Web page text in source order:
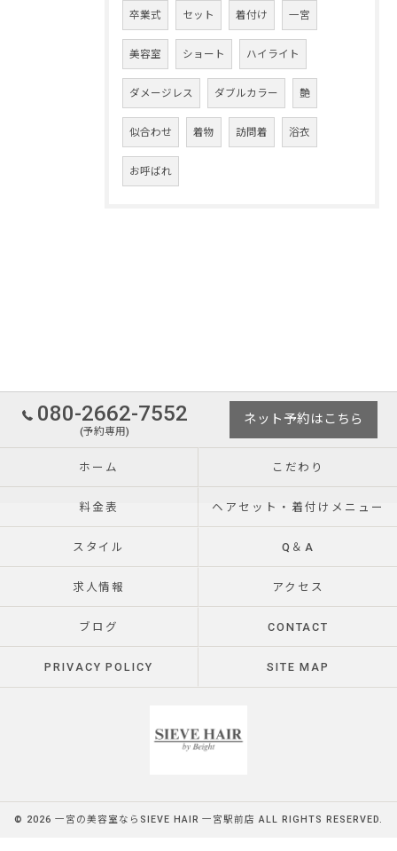
卒業式 セット 着付け 一宮
美容室 ショート ハイライト
ダメージレス ダブルカラー 艶
似合わせ 着物 訪問着 浴衣
お呼ばれ
080-2662-7552
(予約専用)
ネット予約はこちら
ホーム こだわり
料金表 ヘアセット・着付けメニュー
スタイル Q＆A
求人情報 アクセス
ブログ CONTACT
PRIVACY POLICY SITE MAP
© 2026 一宮の美容室ならSIEVE HAIR 一宮駅前店 ALL RIGHTS RESERVED.